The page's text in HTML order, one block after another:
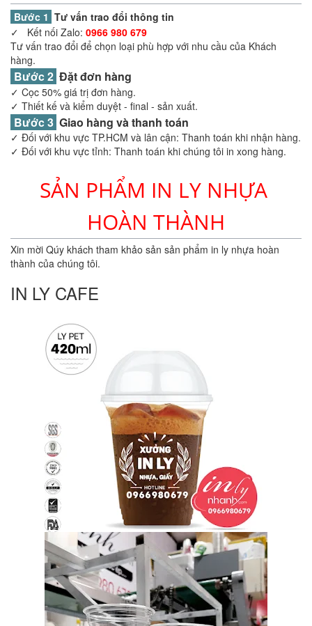
Bước 1 Tư vấn trao đổi thông tin
✓ Kết nối Zalo: 0966 980 679
Tư vấn trao đổi để chọn loại phù hợp với nhu cầu của Khách
hàng.
Bước 2 Đặt đơn hàng
✓ Cọc 50% giá trị đơn hàng.
✓ Thiết kế và kiểm duyệt - final - sản xuất.
Bước 3 Giao hàng và thanh toán
✓ Đối với khu vực TP.HCM và lân cận: Thanh toán khi nhận hàng.
✓ Đối với khu vực tỉnh: Thanh toán khi chúng tôi in xong hàng.
SẢN PHẨM IN LY NHỰA
HOÀN THÀNH
Xin mời Qúy khách tham khảo sản sản phẩm in ly nhựa hoàn
thành của chúng tôi.
IN LY CAFE